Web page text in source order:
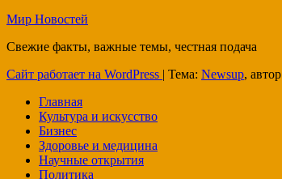
Мир Новостей
Свежие факты, важные темы, честная подача
Сайт работает на WordPress | Тема: Newsup, автор
Главная
Культура и искусство
Бизнес
Здоровье и медицина
Научные открытия
Политика